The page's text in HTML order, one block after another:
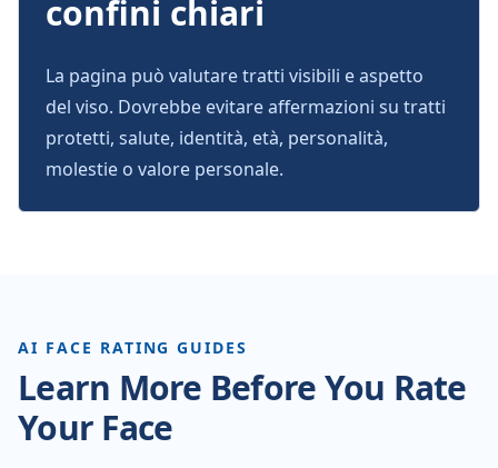
confini chiari
La pagina può valutare tratti visibili e aspetto
del viso. Dovrebbe evitare affermazioni su tratti
protetti, salute, identità, età, personalità,
molestie o valore personale.
AI FACE RATING GUIDES
Learn More Before You Rate
Your Face